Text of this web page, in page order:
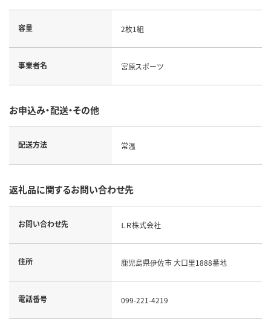
容量 2枚1組
事業者名 宮原スポーツ
お申込み・配送・その他
配送方法 常温
返礼品に関するお問い合わせ先
お問い合わせ先 ＬＲ株式会社
住所 鹿児島県伊佐市 大口里1888番地
電話番号 099-221-4219